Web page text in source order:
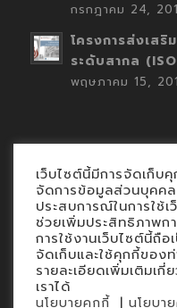
กรกฎาคม 24,
โครงการส่งเสริ
ระดับสากล
พฤษภาคม 15,
Contact
นโยบายคุกกี้
นโยบายข้อมูลส่วนบุ
เว็บไซต์นี้มีการจัดเก็
จัดการข้อมูลส่วนบุคคล
ประสบการณ์ในการใช้
ช่วยเพิ่มประสิทธิภาพก
การใช้งานเว็บไซต์นี้ถือ
จัดเก็บและใช้คุกกี้ของ
รายละเอียดเพิ่มเติมเ
เราได้
นโยบายคุกกี้ | นโยบา